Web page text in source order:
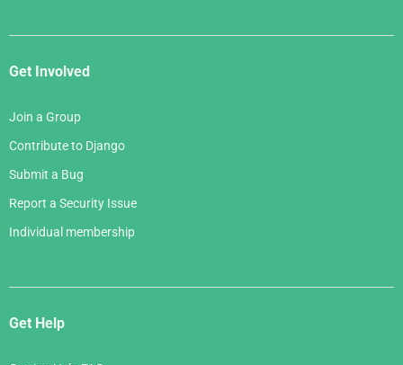
Get Involved
Join a Group
Contribute to Django
Submit a Bug
Report a Security Issue
Individual membership
Get Help